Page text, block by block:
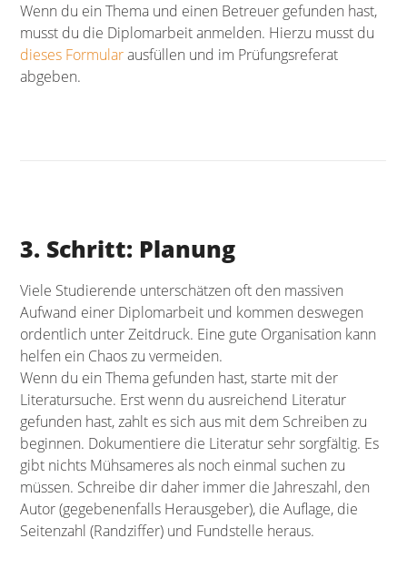
Wenn du ein Thema und einen Betreuer gefunden hast,
musst du die Diplomarbeit anmelden. Hierzu musst du
dieses Formularausfüllen und im Prüfungsreferat
abgeben.
3. Schritt: Planung
Viele Studierende unterschätzen oft den massiven
Aufwand einer Diplomarbeit und kommen deswegen
ordentlich unter Zeitdruck. Eine gute Organisation kann
helfen ein Chaos zu vermeiden.
Wenn du ein Thema gefunden hast, starte mit der
Literatursuche. Erst wenn du ausreichend Literatur
gefunden hast, zahlt es sich aus mit dem Schreiben zu
beginnen. Dokumentiere die Literatur sehr sorgfältig. Es
gibt nichts Mühsameres als noch einmal suchen zu
müssen. Schreibe dir daher immer die Jahreszahl, den
Autor (gegebenenfalls Herausgeber), die Auflage, die
Seitenzahl (Randziffer) und Fundstelle heraus.